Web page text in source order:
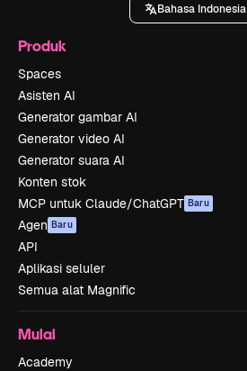
Bahasa Indonesia
Produk
Spaces
Asisten AI
Generator gambar AI
Generator video AI
Generator suara AI
Konten stok
MCP untuk Claude/ChatGPT Baru
Agen Baru
API
Aplikasi seluler
Semua alat Magnific
Mulai
Academy